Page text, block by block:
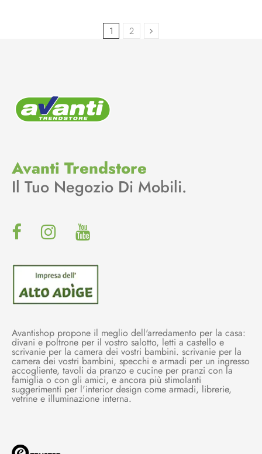
1 2
Avanti Trendstore
Il Tuo Negozio Di Mobili.
Avantishop propone il meglio dell'arredamento per la casa:
divani e poltrone per il vostro salotto, letti a castello e
scrivanie per la camera dei vostri bambini. scrivanie per la
camera dei vostri bambini, specchi e armadi per un ingresso
accogliente, tavoli da pranzo e cucine per pranzi con la
famiglia o con gli amici, e ancora più stimolanti
suggerimenti per l'interior design come armadi, librerie,
vetrine e illuminazione interna.